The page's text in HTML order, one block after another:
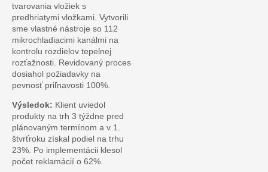
tvarovania vložiek s
predhriatymi vložkami. Vytvorili
sme vlastné nástroje so 112
mikrochladiacimi kanálmi na
kontrolu rozdielov tepelnej
rozťažnosti. Revidovaný proces
dosiahol požiadavky na
pevnosť priľnavosti 100%.
Výsledok: Klient uviedol
produkty na trh 3 týždne pred
plánovaným termínom a v 1.
štvrťroku získal podiel na trhu
23%. Po implementácii klesol
počet reklamácií o 62%.